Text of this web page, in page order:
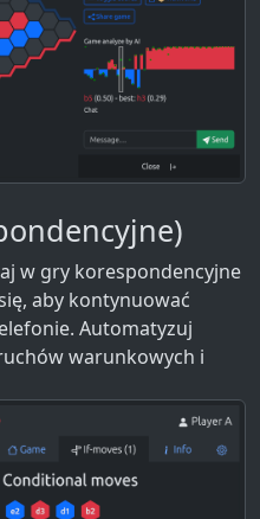
w gry korespondencyjne
aby kontynuować
Automatyzuj
warunkowych i